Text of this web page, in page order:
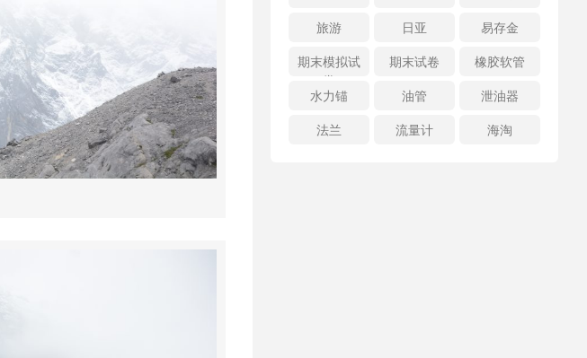
旅游
日亚
易存金
期末模拟试
卷
期末试卷
橡胶软管
水力锚
油管
泄油器
法兰
流量计 海淘